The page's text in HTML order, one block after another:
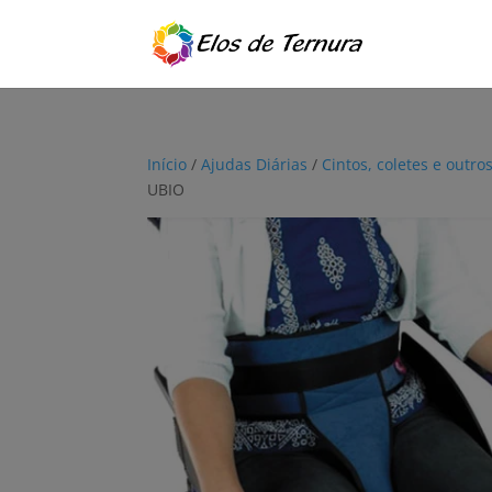
Início /Ajudas Diárias / Cintos, coletes e
UBIO